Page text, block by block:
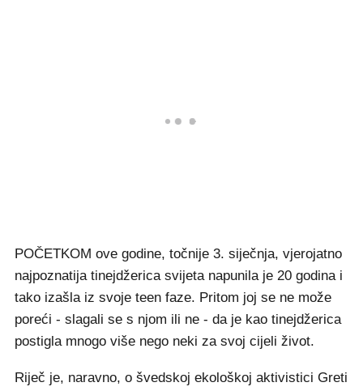
POČETKOM ove godine, točnije 3. siječnja, vjerojatno
najpoznatija tinejdžerica svijeta napunila je 20 godina i
tako izašla iz svoje teen faze. Pritom joj se ne može
poreći - slagali se s njom ili ne - da je kao tinejdžerica
postigla mnogo više nego neki za svoj cijeli život.
Riječ je, naravno, o švedskoj ekološkoj aktivistici Greti